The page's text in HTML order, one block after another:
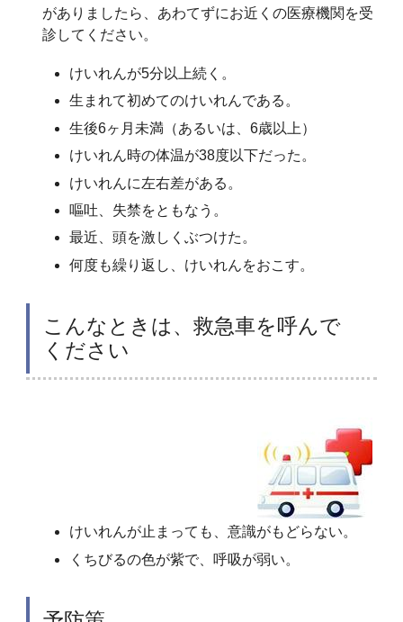
がありましたら、あわてずにお近くの医療機関を受
診してください。
けいれんが5分以上続く。
生まれて初めてのけいれんである。
生後6ヶ月未満（あるいは、6歳以上）
けいれん時の体温が38度以下だった。
けいれんに左右差がある。
嘔吐、失禁をともなう。
最近、頭を激しくぶつけた。
何度も繰り返し、けいれんをおこす。
こんなときは、救急車を呼んで
ください
けいれんが止まっても、意識がもどらない。
くちびるの色が紫で、呼吸が弱い。